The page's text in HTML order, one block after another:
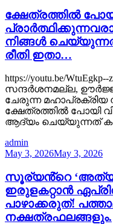
ക്ഷേത്രത്തിൽ
നിങ്ങൾ
രീതി ഇതാ…
https://youtu.be/
സന്ദർശനമല്ല,
ചേരുന്ന മഹാപ്രക്രിയ
ക്ഷേത്രത്തിൽ പോയി
ആദ്യം ചെയ്യുന്നത്
admin
May 3, 2026May 3, 2026
സൂര്യൻ്റെ
ഇരുളകറ്റാൻ
പാഴാക്കരുത്!
നക്ഷത്രഫലങ്ങളും.